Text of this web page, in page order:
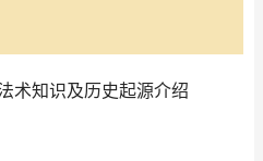
术知识及历史起源介绍